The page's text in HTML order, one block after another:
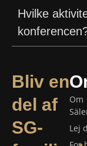
Hvilke
Bliv en
del af
SG-
Om
Lej